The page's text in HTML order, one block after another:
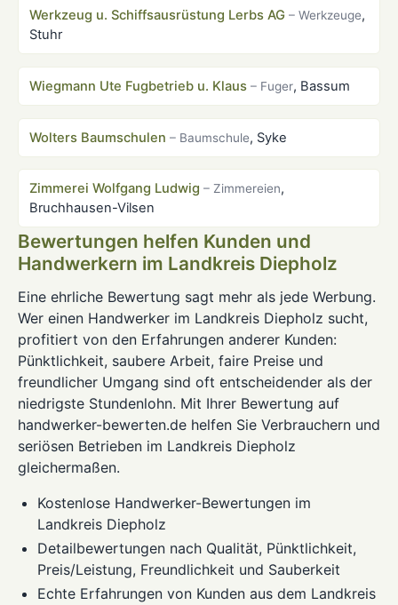
Werkzeug u. Schiffsausrüstung Lerbs AG – Werkzeuge,
Stuhr
Wiegmann Ute Fugbetrieb u. Klaus – Fuger, Bassum
Wolters Baumschulen – Baumschule, Syke
Zimmerei Wolfgang Ludwig – Zimmereien,
Bruchhausen-Vilsen
Bewertungen helfen Kunden und
Handwerkern im Landkreis Diepholz
Eine ehrliche Bewertung sagt mehr als jede Werbung.
Wer einen Handwerker im Landkreis Diepholz sucht,
profitiert von den Erfahrungen anderer Kunden:
Pünktlichkeit, saubere Arbeit, faire Preise und
freundlicher Umgang sind oft entscheidender als der
niedrigste Stundenlohn. Mit Ihrer Bewertung auf
handwerker-bewerten.de helfen Sie Verbrauchern und
seriösen Betrieben im Landkreis Diepholz
gleichermaßen.
Kostenlose Handwerker-Bewertungen im
Landkreis Diepholz
Detailbewertungen nach Qualität, Pünktlichkeit,
Preis/Leistung, Freundlichkeit und Sauberkeit
Echte Erfahrungen von Kunden aus dem Landkreis